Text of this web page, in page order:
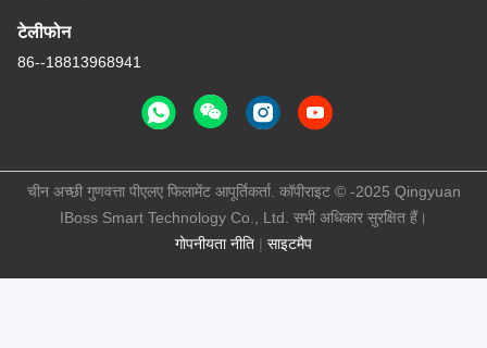
टेलीफोन
86--18813968941
गोपनीयता नीति | साइटमैप
चीन अच्छी गुणवत्ता पीएलए फिलामेंट आपूर्तिकर्ता. कॉपीराइट © -2025 Qingyuan
IBoss Smart Technology Co., Ltd. सभी अधिकार सुरक्षित हैं।